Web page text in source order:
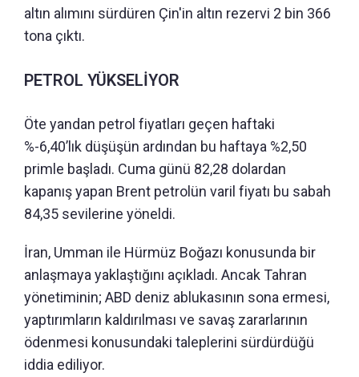
altın alımını sürdüren Çin'in altın rezervi 2 bin 366
tona çıktı.
PETROL YÜKSELİYOR
Öte yandan petrol fiyatları geçen haftaki
%-6,40’lık düşüşün ardından bu haftaya %2,50
primle başladı. Cuma günü 82,28 dolardan
kapanış yapan Brent petrolün varil fiyatı bu sabah
84,35 sevilerine yöneldi.
İran, Umman ile Hürmüz Boğazı konusunda bir
anlaşmaya yaklaştığını açıkladı. Ancak Tahran
yönetiminin; ABD deniz ablukasının sona ermesi,
yaptırımların kaldırılması ve savaş zararlarının
ödenmesi konusundaki taleplerini sürdürdüğü
iddia ediliyor.